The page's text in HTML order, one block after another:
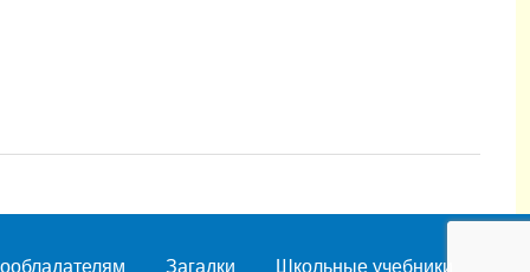
Загадки Школьные учебники